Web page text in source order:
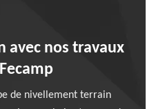
avec nos travaux
de nivellement terrain